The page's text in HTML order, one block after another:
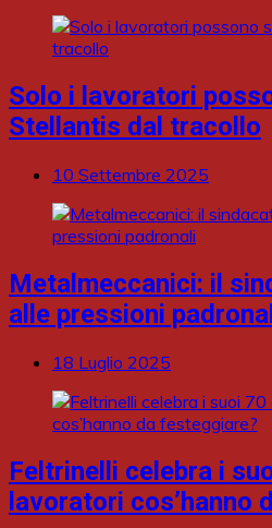
Solo i lavoratori
Stellantis dal tracollo
10 Settembre 2025
Metalmeccanici: il
alle pressioni
18 Luglio 2025
Feltrinelli celebra i
lavoratori cos’hanno